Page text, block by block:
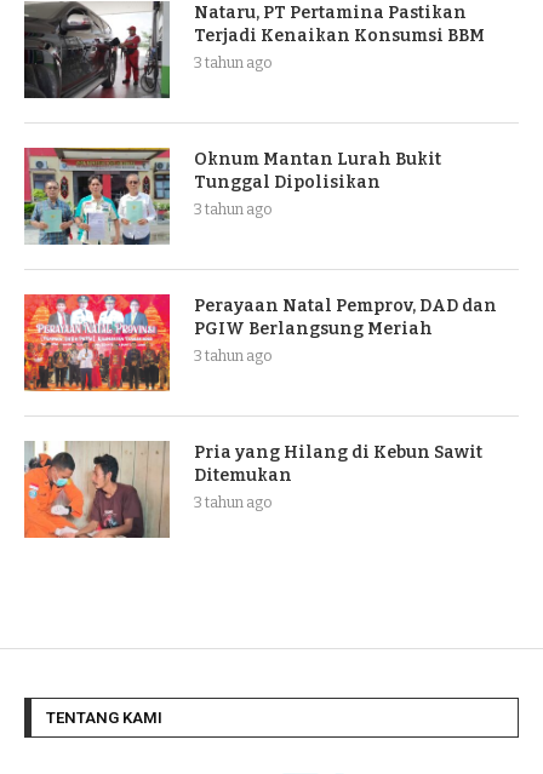
Nataru, PT Pertamina Pastikan
Terjadi Kenaikan Konsumsi BBM
3 tahun ago
Oknum Mantan Lurah Bukit
Tunggal Dipolisikan
3 tahun ago
Perayaan Natal Pemprov, DAD dan
PGIW Berlangsung Meriah
3 tahun ago
Pria yang Hilang di Kebun Sawit
Ditemukan
3 tahun ago
TENTANG KAMI